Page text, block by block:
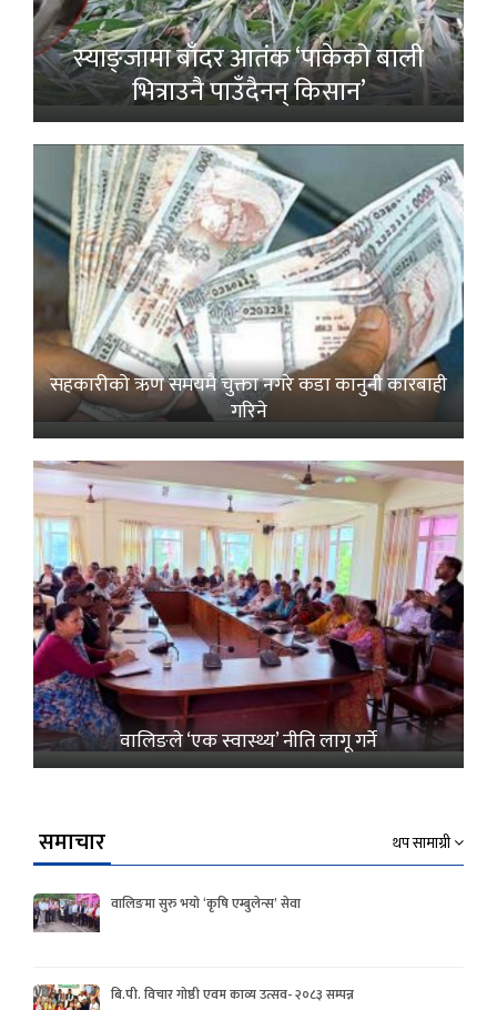
स्याङ्जामा बाँदर आतंक ‘पाकेको बाली
भित्राउनै पाउँदैनन् किसान’
सहकारीको ऋण समयमै चुक्ता नगरे कडा कानुनी कारबाही
गरिने
वालिङले ‘एक स्वास्थ्य’ नीति लागू गर्ने
समाचार थप सामाग्री
वालिङमा सुरु भयो ‘कृषि एम्बुलेन्स’ सेवा
बि.पी. विचार गोष्ठी एवम काव्य उत्सव- २०८३ सम्पन्न